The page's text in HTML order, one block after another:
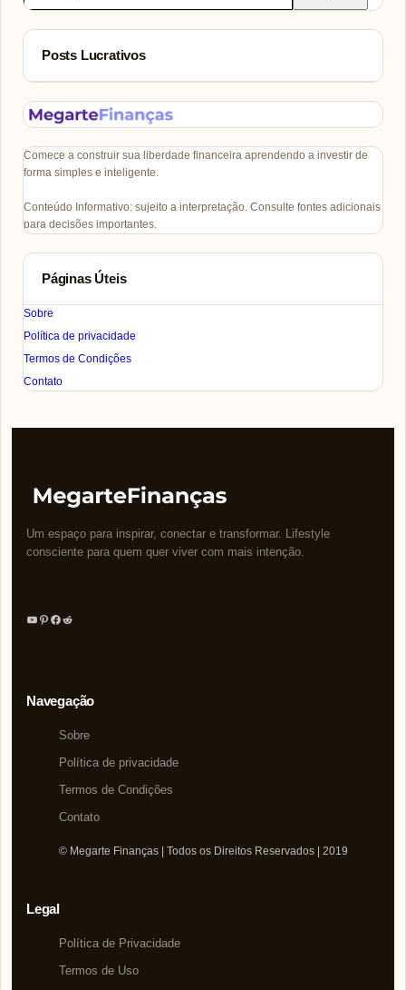
Posts Lucrativos
Comece a construir sua liberdade financeira aprendendo a investir de
forma simples e inteligente.
Conteúdo Informativo: sujeito a interpretação. Consulte fontes adicionais
para decisões importantes.
Páginas Úteis
Sobre
Política de privacidade
Termos de Condições
Contato
Um espaço para inspirar, conectar e transformar. Lifestyle
consciente para quem quer viver com mais intenção.
Youtube
Pinterest
Facebook
Reddit
Navegação
Sobre
Política de privacidade
Termos de Condições
Contato
© Megarte Finanças | Todos os Direitos Reservados | 2019
Legal
Política de Privacidade
Termos de Uso